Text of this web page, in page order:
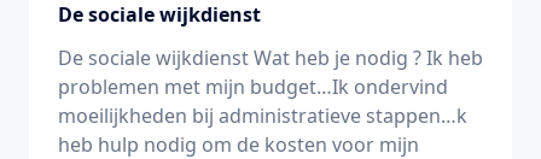
De sociale wijkdienst
De sociale wijkdienst Wat heb je nodig ? Ik heb
problemen met mijn budget…Ik ondervind
moeilijkheden bij administratieve stappen…k
heb hulp nodig om de kosten voor mijn